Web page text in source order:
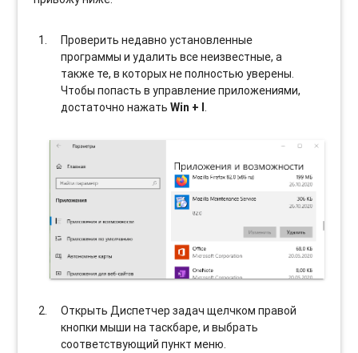
Проверить недавно установленные
программы и удалить все неизвестные, а
также те, в которых не полностью уверены.
Чтобы попасть в управление приложениями,
достаточно нажатьWin + I.
Открыть Диспетчер задач щелчком правой
кнопки мыши на таскбаре, и выбрать
соотвeтствующий пункт меню.